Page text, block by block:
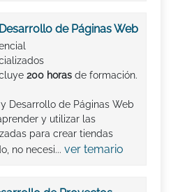
de Páginas Web
200 horas de formación.
Desarrollo de Páginas Web
y utilizar las
para crear tiendas
no necesi... ver temario